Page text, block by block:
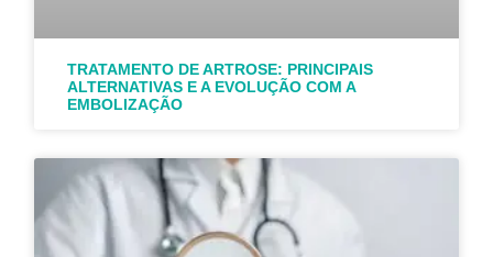
TRATAMENTO DE ARTROSE: PRINCIPAIS
ALTERNATIVAS E A EVOLUÇÃO COM A
EMBOLIZAÇÃO